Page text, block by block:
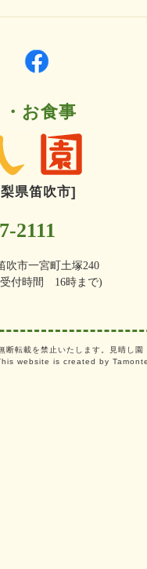
お食事
県笛吹市]
2111
吹市一宮町土塚240
受付時間 16時まで)
断転載を禁止いたします。見晴し園
website is created by